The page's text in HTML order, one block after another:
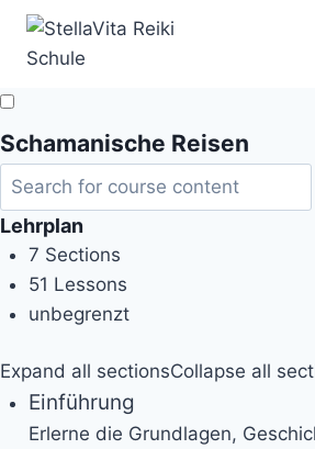
Zum
springen
Schamanische Reisen
Lehrplan
7 Sections
51 Lessons
unbegrenzt
Expand all sectionsCollapse all
Einführung
Erlerne die Grundlagen,